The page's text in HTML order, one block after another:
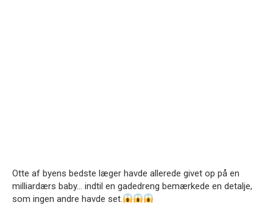
Otte af byens bedste læger havde allerede givet op på en
milliardærs baby… indtil en gadedreng bemærkede en detalje,
som ingen andre havde set.